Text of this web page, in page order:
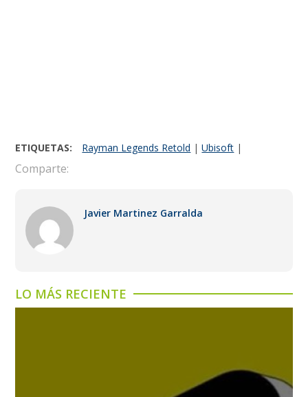
ETIQUETAS: Rayman Legends Retold |Ubisoft |
Comparte:
Javier Martinez Garralda
LO MÁS RECIENTE